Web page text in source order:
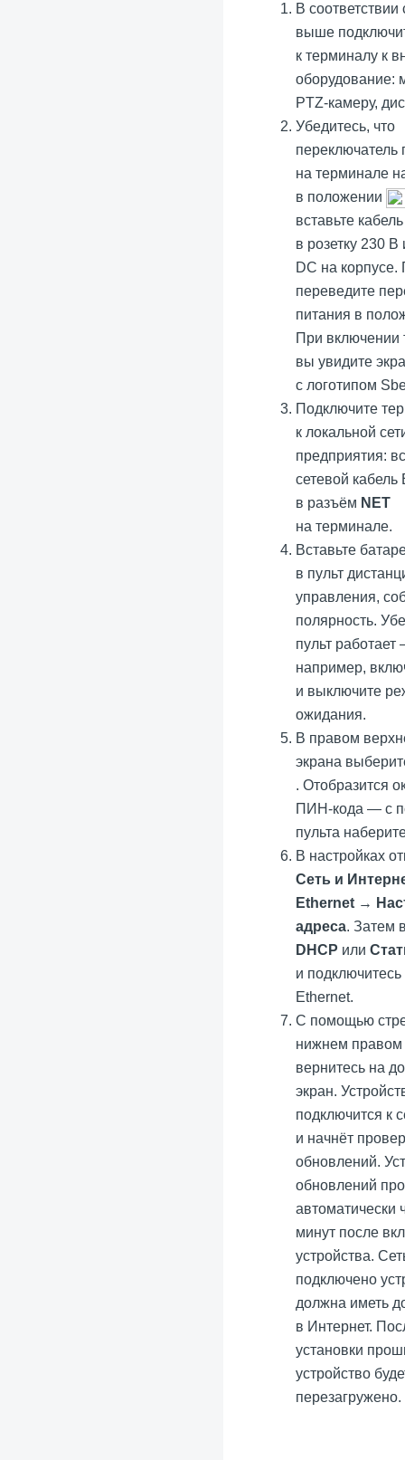
В соответствии
выше
к терминалу к
оборудование:
PTZ-камеру,
Убедитесь, что
переключатель
на терминале
в положении
вставьте
в розетку 230
DC на корпусе.
переведите
питания в
При включении
вы увидите
с логотипом
Подключите
к локальной
предприятия:
сетевой кабель
в разъём NET
на терминале.
Вставьте
в пульт
управления,
полярность.
пульт работает
например,
и выключите
ожидания.
В правом
экрана
. Отобразится
ПИН-кода — с
пульта
В настройках
Сеть и
Ethernet →
адреса. Затем
DHCP или
и подключитесь
Ethernet.
С помощью
нижнем правом
вернитесь на
экран.
подключится к
и начнёт
обновлений.
обновлений
автоматически
минут после
устройства.
подключено
должна иметь
в Интернет.
установки
устройство
перезагружено.